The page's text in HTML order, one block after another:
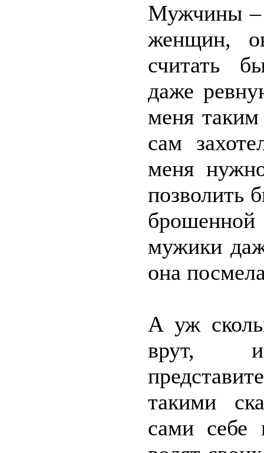
Мужчины –
женщин,
считать
даже
меня
сам
меня
позволить
мужики
она
А уж
врут,
такими
сами себе